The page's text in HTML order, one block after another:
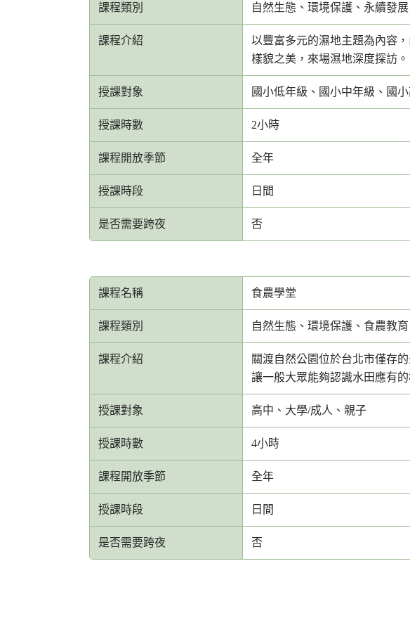
課程類別 自然生態、環境保護、永續發
課程介紹
以豐富多元的濕地主題為內容
樣貌之美，來場濕地深度探訪。
授課對象 國小低年級、國小中年級、國
授課時數 2小時
課程開放季節 全年
授課時段 日間
是否需要跨夜 否
課程名稱 食農學堂
課程類別 自然生態、環境保護、食農教
課程介紹
關渡自然公園位於台北市僅存
讓一般大眾能夠認識水田應有
授課對象 高中、大學/成人、親子
授課時數 4小時
課程開放季節 全年
授課時段 日間
是否需要跨夜 否